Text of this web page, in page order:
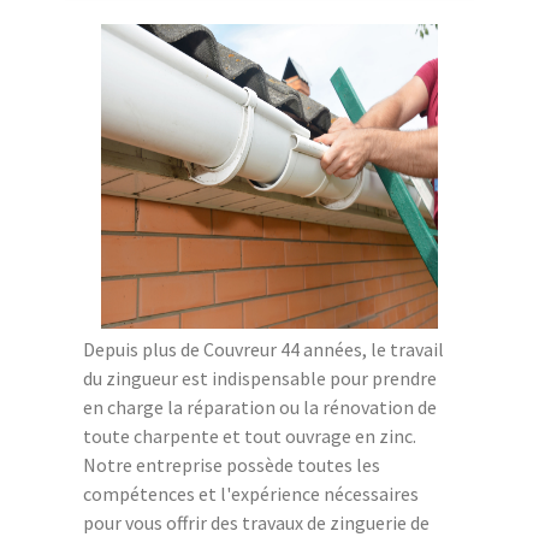
Depuis plus de Couvreur 44 années, le travail
du zingueur est indispensable pour prendre
en charge la réparation ou la rénovation de
toute charpente et tout ouvrage en zinc.
Notre entreprise possède toutes les
compétences et l'expérience nécessaires
pour vous offrir des travaux de zinguerie de